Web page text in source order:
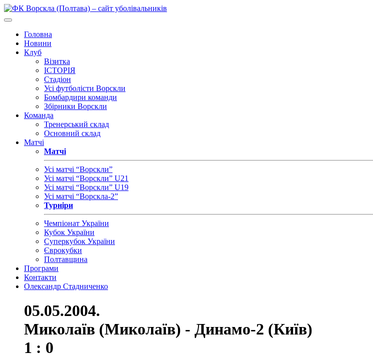
Головна
Новини
Клуб
Візитка
ІСТОРІЯ
Стадіон
Усі футболісти Ворскли
Бомбардири команди
Збірники Ворскли
Команда
Тренерський склад
Основний склад
Матчі
Матчі
Усі матчі “Ворскли”
Усі матчі “Ворскли” U21
Усі матчі “Ворскли” U19
Усі матчі “Ворскла-2”
Турніри
Чемпіонат України
Кубок України
Суперкубок України
Єврокубки
Полтавщина
Програми
Контакти
Олександр Стадниченко
05.05.2004.
Миколаїв (Миколаїв) - Динамо-2 (Київ)
1 : 0